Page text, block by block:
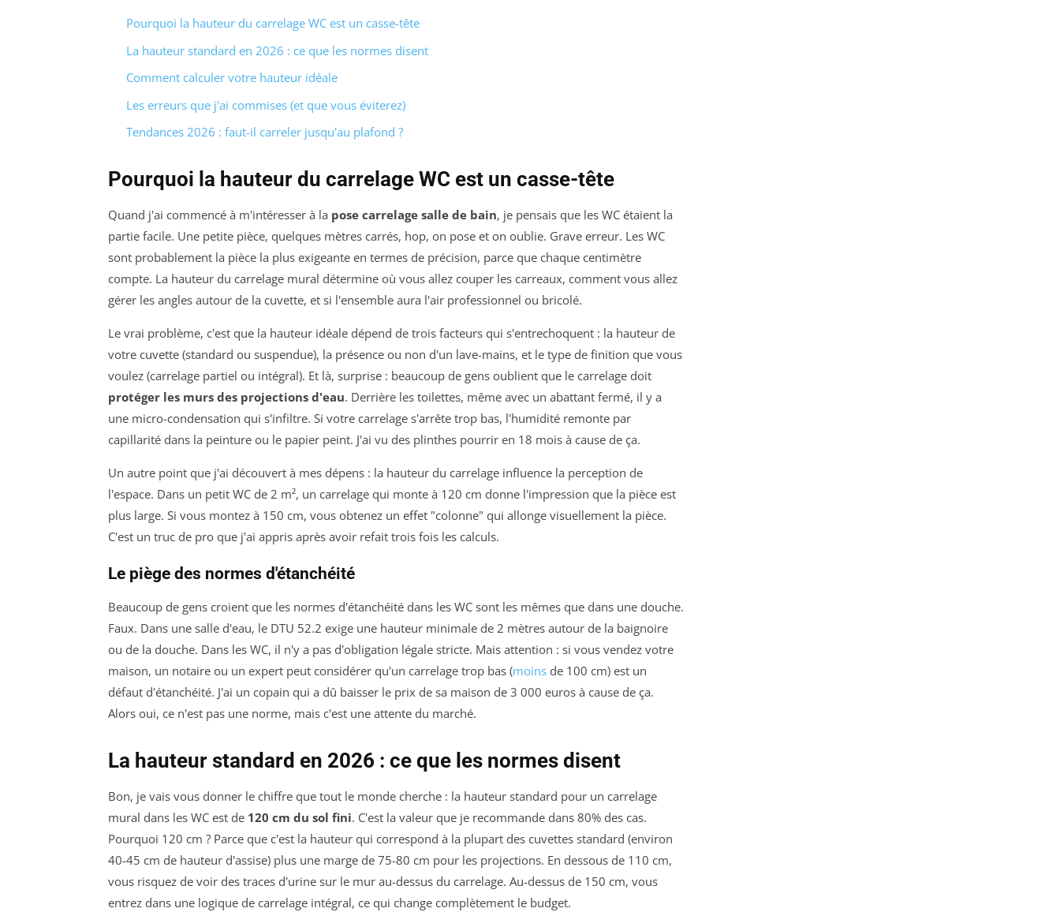
Pourquoi la hauteur du carrelage WC est un casse-tête
La hauteur standard en 2026 : ce que les normes disent
Comment calculer votre hauteur idéale
Les erreurs que j'ai commises (et que vous éviterez)
Tendances 2026 : faut-il carreler jusqu'au plafond ?
Pourquoi la hauteur du carrelage WC est un casse-tête
Quand j'ai commencé à m'intéresser à la pose carrelage salle de bain, je pensais que les WC étaient la
partie facile. Une petite pièce, quelques mètres carrés, hop, on pose et on oublie. Grave erreur. Les WC
sont probablement la pièce la plus exigeante en termes de précision, parce que chaque centimètre
compte. La hauteur du carrelage mural détermine où vous allez couper les carreaux, comment vous allez
gérer les angles autour de la cuvette, et si l'ensemble aura l'air professionnel ou bricolé.
Le vrai problème, c'est que la hauteur idéale dépend de trois facteurs qui s'entrechoquent : la hauteur de
votre cuvette (standard ou suspendue), la présence ou non d'un lave-mains, et le type de finition que vous
voulez (carrelage partiel ou intégral). Et là, surprise : beaucoup de gens oublient que le carrelage doit
protéger les murs des projections d'eau. Derrière les toilettes, même avec un abattant fermé, il y a
une micro-condensation qui s'infiltre. Si votre carrelage s'arrête trop bas, l'humidité remonte par
capillarité dans la peinture ou le papier peint. J'ai vu des plinthes pourrir en 18 mois à cause de ça.
Un autre point que j'ai découvert à mes dépens : la hauteur du carrelage influence la perception de
l'espace. Dans un petit WC de 2 m², un carrelage qui monte à 120 cm donne l'impression que la pièce est
plus large. Si vous montez à 150 cm, vous obtenez un effet "colonne" qui allonge visuellement la pièce.
C'est un truc de pro que j'ai appris après avoir refait trois fois les calculs.
Le piège des normes d'étanchéité
Beaucoup de gens croient que les normes d'étanchéité dans les WC sont les mêmes que dans une douche.
Faux. Dans une salle d'eau, le DTU 52.2 exige une hauteur minimale de 2 mètres autour de la baignoire
ou de la douche. Dans les WC, il n'y a pas d'obligation légale stricte. Mais attention : si vous vendez votre
maison, un notaire ou un expert peut considérer qu'un carrelage trop bas (moins de 100 cm) est un
défaut d'étanchéité. J'ai un copain qui a dû baisser le prix de sa maison de 3 000 euros à cause de ça.
Alors oui, ce n'est pas une norme, mais c'est une attente du marché.
La hauteur standard en 2026 : ce que les normes disent
Bon, je vais vous donner le chiffre que tout le monde cherche : la hauteur standard pour un carrelage
mural dans les WC est de 120 cm du sol fini. C'est la valeur que je recommande dans 80% des cas.
Pourquoi 120 cm ? Parce que c'est la hauteur qui correspond à la plupart des cuvettes standard (environ
40-45 cm de hauteur d'assise) plus une marge de 75-80 cm pour les projections. En dessous de 110 cm,
vous risquez de voir des traces d'urine sur le mur au-dessus du carrelage. Au-dessus de 150 cm, vous
entrez dans une logique de carrelage intégral, ce qui change complètement le budget.